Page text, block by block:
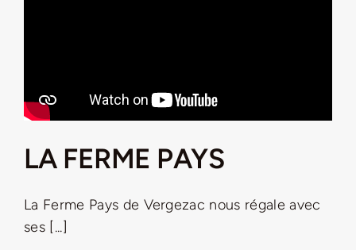
LA FERME PAYS
La Ferme Pays de Vergezac nous régale avec
ses [...]